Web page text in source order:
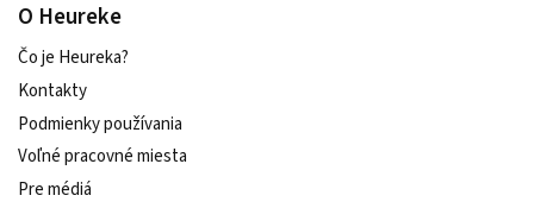
O Heureke
Čo je Heureka?
Kontakty
Podmienky používania
Voľné pracovné miesta
Pre médiá